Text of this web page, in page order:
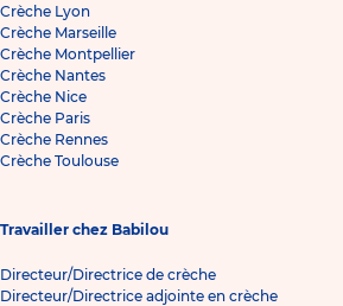
Crèche Lyon
Crèche Marseille
Crèche Montpellier
Crèche Nantes
Crèche Nice
Crèche Paris
Crèche Rennes
Crèche Toulouse
Travailler chez Babilou
Directeur/Directrice de crèche
Directeur/Directrice adjointe en crèche